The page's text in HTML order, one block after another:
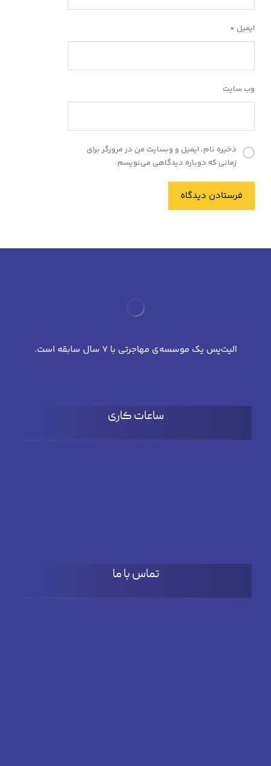
ایمیل *
وب‌ سایت
ذخیره نام، ایمیل و وبسایت من در مرورگر برای
زمانی که دوباره دیدگاهی می‌نویسم.
فرستادن دیدگاه
الیت‌پس یک موسسه‌ی مهاجرتی با 7 سال سابقه است.
ساعات کاری
تماس با ما